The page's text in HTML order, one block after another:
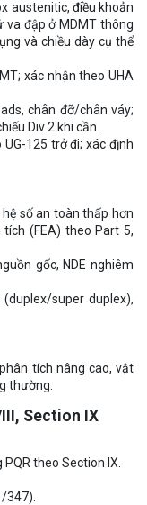
austenitic, điều khoản
va đập ở MDMT thông
và chiều dày cụ thể
xác nhận theo UHA
chân đỡ/chân váy;
Div 2 khi cần.
125 trở đi; xác định
số an toàn thấp hơn
(FEA) theo Part 5,
gốc, NDE nghiêm
super duplex),
tích nâng cao, vật
thường.
Section IX
theo Section IX.
347).